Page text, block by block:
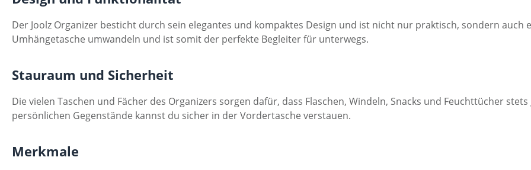
Der Joolz Organizer besticht durch sein elegantes und kompaktes Design und ist nicht nur praktisch, sondern auch
Umhängetasche umwandeln und ist somit der perfekte Begleiter für unterwegs.
Stauraum und Sicherheit
Die vielen Taschen und Fächer des Organizers sorgen dafür, dass Flaschen, Windeln, Snacks und Feuchttücher
persönlichen Gegenstände kannst du sicher in der Vordertasche verstauen.
Merkmale